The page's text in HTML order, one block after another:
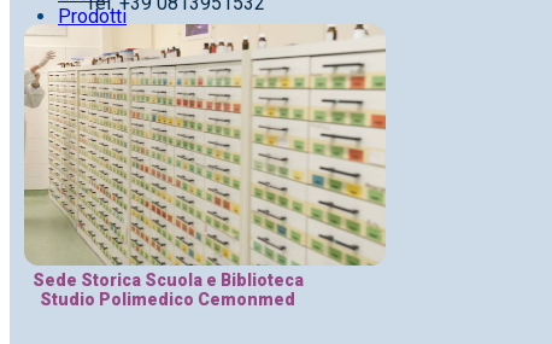
Prodotti
Sede Storica Scuola e Biblioteca
Studio Polimedico Cemonmed